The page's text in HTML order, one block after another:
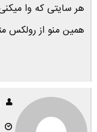
همین منو از رولکس